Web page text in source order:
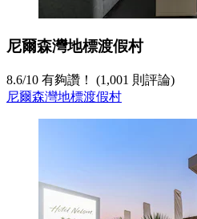
尼爾森灣地標渡假村
8.6/10 有夠讚！ (1,001 則評論)
尼爾森灣地標渡假村